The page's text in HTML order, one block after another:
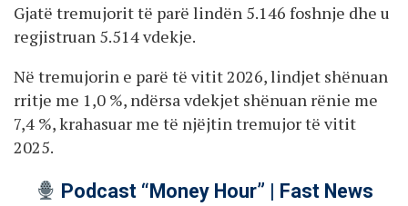
Gjatë tremujorit të parë lindën 5.146 foshnje dhe u
regjistruan 5.514 vdekje.
Në tremujorin e parë të vitit 2026, lindjet shënuan
rritje me 1,0 %, ndërsa vdekjet shënuan rënie me
7,4 %, krahasuar me të njëjtin tremujor të vitit
2025.
Podcast “Money Hour” | Fast News